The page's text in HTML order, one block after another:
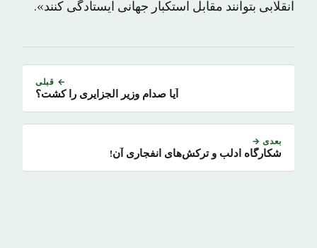
انقلابی بتوانند مقابل استکبار جهانی ایستادگی کنند».
← قبلی
آیا صدام وزیر الجزایری را کشت؟
بعدی →
شکارگاه ادلب و ترکش‌های انفجاری آن!